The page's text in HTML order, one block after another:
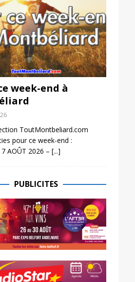
week-end à
ToutMontbeliard.com
pour ce week-end :
AOÛT 2026 – [...]
PUBLICITES